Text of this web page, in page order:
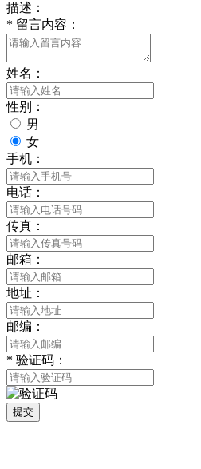
描述：
* 留言内容：
姓名：
性别：
男
女
手机：
电话：
传真：
邮箱：
地址：
邮编：
* 验证码：
提交